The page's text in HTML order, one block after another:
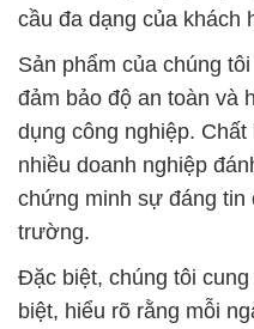
cầu đa dạng của khách
Sản phẩm của chúng
đảm bảo độ an toàn và
dụng công nghiệp.
nhiều doanh nghiệp
chứng minh sự đáng tin
trường.
Đặc biệt, chúng tôi
biệt, hiểu rõ rằng mỗi